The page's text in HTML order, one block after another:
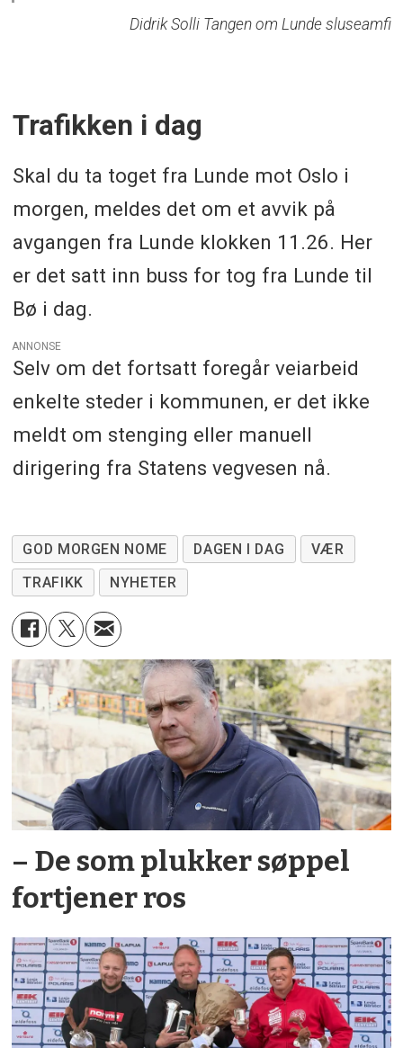
Didrik Solli Tangen om Lunde sluseamfi
Trafikken i dag
Skal du ta toget fra Lunde mot Oslo i
morgen, meldes det om et avvik på
avgangen fra Lunde klokken 11.26. Her
er det satt inn buss for tog fra Lunde til
Bø i dag.
ANNONSE
Selv om det fortsatt foregår veiarbeid
enkelte steder i kommunen, er det ikke
meldt om stenging eller manuell
dirigering fra Statens vegvesen nå.
GOD MORGEN NOME DAGEN I DAG
VÆR
TRAFIKK
NYHETER
– De som plukker søppel
fortjener ros